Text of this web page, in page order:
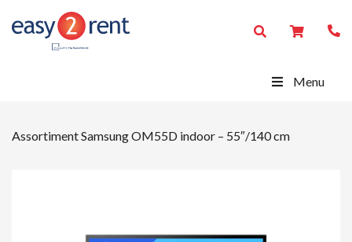
Menu
AssortimentSamsung OM55D indoor – 55″/140 cm